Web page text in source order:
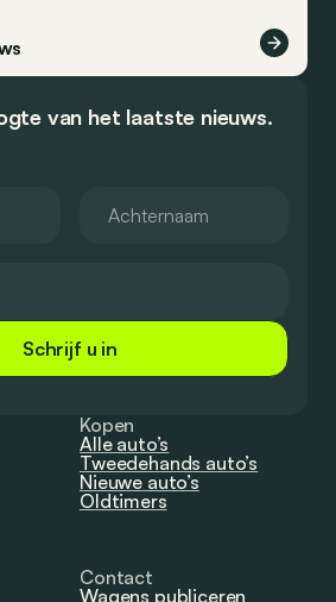
van het laatste nieuws.
Schrijf u in
Kopen
Alle auto’s
Tweedehands auto’s
Nieuwe auto’s
Oldtimers
Contact
Wagens publiceren